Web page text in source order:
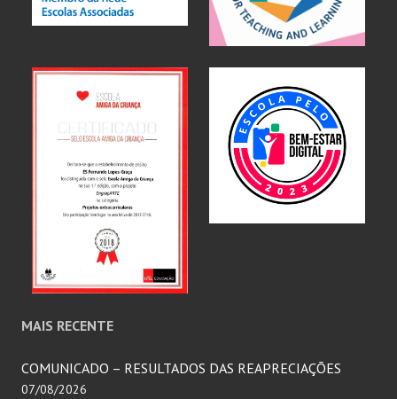
MAIS RECENTE
COMUNICADO – RESULTADOS DAS REAPRECIAÇÕES
07/08/2026